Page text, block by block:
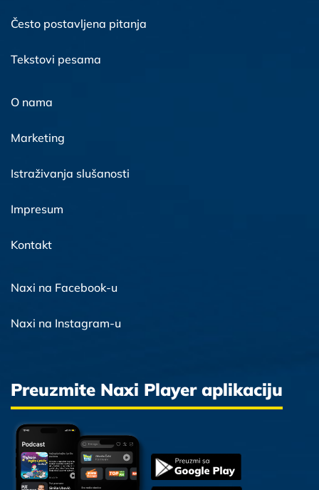
Često postavljena pitanja
Tekstovi pesama
O nama
Marketing
Istraživanja slušanosti
Impresum
Kontakt
Naxi na Facebook-u
Naxi na Instagram-u
Preuzmite Naxi Player aplikaciju